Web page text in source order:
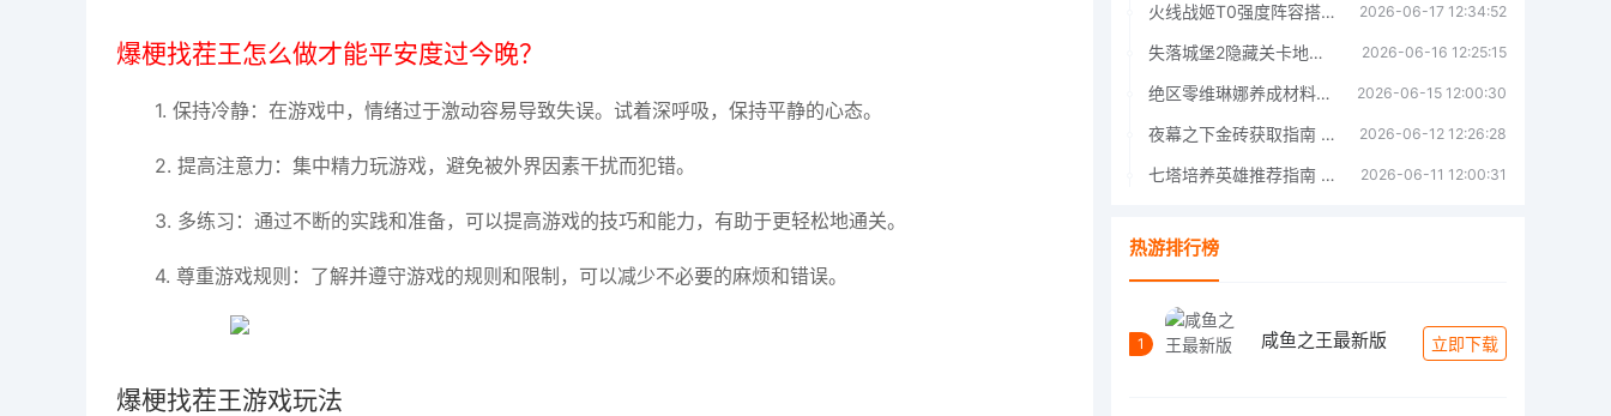
爆梗找茬王怎么做才能平安度过今晚？
1. 保持冷静：在游戏中，情绪过于激动容易导致失误。试着深呼吸，保持平静的心态。
2. 提高注意力：集中精力玩游戏，避免被外界因素干扰而犯错。
3. 多练习：通过不断的实践和准备，可以提高游戏的技巧和能力，有助于更轻松地通关。
4. 尊重游戏规则：了解并遵守游戏的规则和限制，可以减少不必要的麻烦和错误。
爆梗找茬王游戏玩法
火线战姬T0强度阵容搭配推荐 火线战姬T0强度阵容哪个好 2026-06-17 12:34:52
失落城堡2隐藏关卡地图解锁指南 2026-06-16 12:25:15
绝区零维琳娜养成材料汇总指南 2026-06-15 12:00:30
夜幕之下金砖获取指南 夜幕之下金砖获取方法 2026-06-12 12:26:28
七塔培养英雄推荐指南 七塔培养哪个英雄好 2026-06-11 12:00:31
热游排行榜
1 咸鱼之王最新版 立即下载